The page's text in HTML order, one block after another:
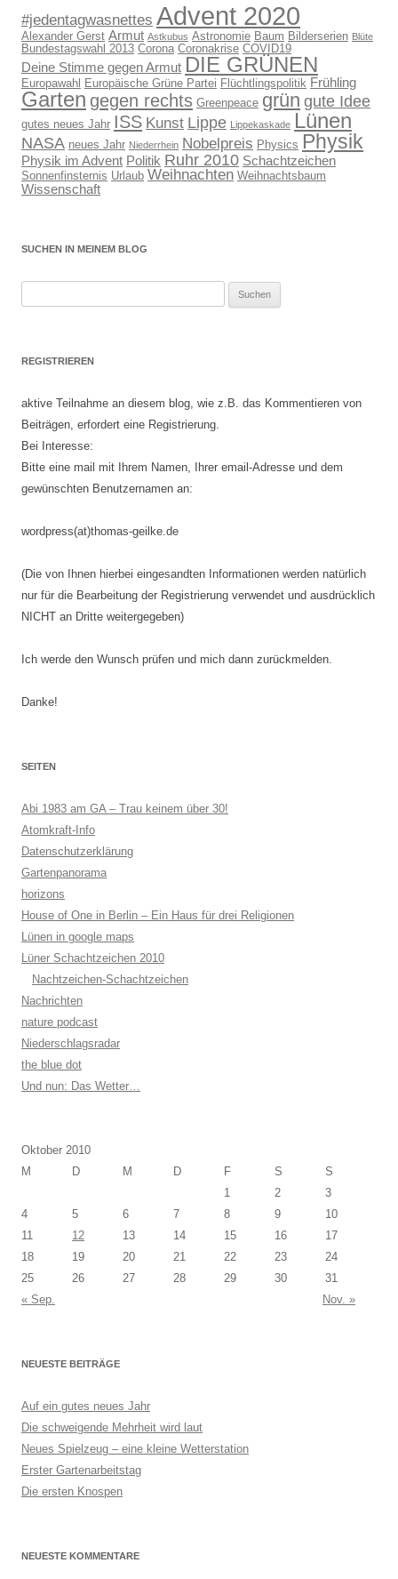
#jedentagwasnettes Advent 2020
Alexander Gerst Armut Astkubus Astronomie Baum Bilderserien Blüte
Bundestagswahl 2013 Corona Coronakrise COVID19
Deine Stimme gegen Armut DIE GRÜNEN
Europawahl Europäische Grüne Partei Flüchtlingspolitik Frühling
Garten gegen rechts Greenpeace grün gute Idee
gutes neues Jahr ISS Kunst Lippe Lippekaskade Lünen
NASA neues Jahr Niederrhein Nobelpreis Physics Physik
Physik im Advent Politik Ruhr 2010 Schachtzeichen
Sonnenfinsternis Urlaub Weihnachten Weihnachtsbaum
Wissenschaft
SUCHEN IN MEINEM BLOG
REGISTRIEREN
aktive Teilnahme an diesem blog, wie z.B. das Kommentieren von
Beiträgen, erfordert eine Registrierung.
Bei Interesse:
Bitte eine mail mit Ihrem Namen, Ihrer email-Adresse und dem
gewünschten Benutzernamen an:
wordpress(at)thomas-geilke.de
(Die von Ihnen hierbei eingesandten Informationen werden natürlich
nur für die Bearbeitung der Registrierung verwendet und ausdrücklich
NICHT an Dritte weitergegeben)
Ich werde den Wunsch prüfen und mich dann zurückmelden.
Danke!
SEITEN
Abi 1983 am GA – Trau keinem über 30!
Atomkraft-Info
Datenschutzerklärung
Gartenpanorama
horizons
House of One in Berlin – Ein Haus für drei Religionen
Lünen in google maps
Lüner Schachtzeichen 2010
Nachtzeichen-Schachtzeichen
Nachrichten
nature podcast
Niederschlagsradar
the blue dot
Und nun: Das Wetter…
Oktober 2010
M
D M D F S
S
1
2
3
4
5 6 7 8 9
10
11
12 13 14 15 16
17
18
19 20 21 22 23
24
25
26 27 28 29 30
31
« Sep.
Nov. »
NEUESTE BEITRÄGE
Auf ein gutes neues Jahr
Die schweigende Mehrheit wird laut
Neues Spielzeug – eine kleine Wetterstation
Erster Gartenarbeitstag
Die ersten Knospen
NEUESTE KOMMENTARE